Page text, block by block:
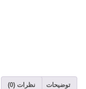
توضیحات نظرات (0)